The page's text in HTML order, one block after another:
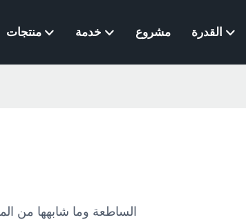
منتجات خدمة مشروع القدرة